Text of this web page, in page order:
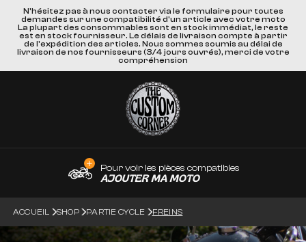
N'hésitez pas à nous contacter via le formulaire pour toutes
demandes sur une compatibilité d'un article avec votre moto
La plupart des consommables sont en stock immédiat, le reste
est en stock fournisseur. Le délais de livraison compte à partir
de l'expédition des articles. Nous sommes soumis au délai de
livraison de nos fournisseurs (3/4 jours ouvrés), merci de votre
compréhension
Pour voir les pièces compatibles
AJOUTER MA MOTO
ACCUEIL SHOP PARTIE CYCLE FREINS